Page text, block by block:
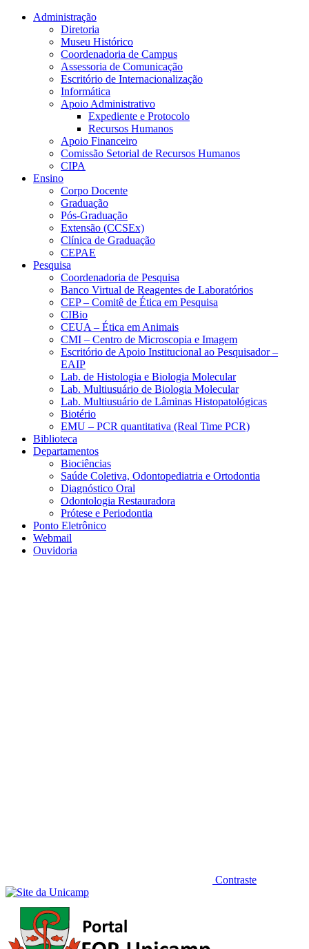
Conteúdo principal Menu principal
Administração
Diretoria
Museu Histórico
Coordenadoria de Campus
Assessoria de Comunicação
Escritório de Internacionalização
Informática
Apoio Administrativo
Expediente e Protocolo
Recursos Humanos
Apoio Financeiro
Comissão Setorial de Recursos Humanos
CIPA
Ensino
Corpo Docente
Graduação
Pós-Graduação
Extensão (CCSEx)
Clínica de Graduação
CEPAE
Pesquisa
Coordenadoria de Pesquisa
Banco Virtual de Reagentes de Laboratórios
CEP – Comitê de Ética em Pesquisa
CIBio
CEUA – Ética em Animais
CMI – Centro de Microscopia e Imagem
Escritório de Apoio Institucional ao Pesquisador –
EAIP
Lab. de Histologia e Biologia Molecular
Lab. Multiusuário de Biologia Molecular
Lab. Multiusuário de Lâminas Histopatológicas
Biotério
EMU – PCR quantitativa (Real Time PCR)
Biblioteca
Departamentos
Biociências
Saúde Coletiva, Odontopediatria e Ortodontia
Diagnóstico Oral
Odontologia Restauradora
Prótese e Periodontia
Ponto Eletrônico
Webmail
Ouvidoria
Contraste